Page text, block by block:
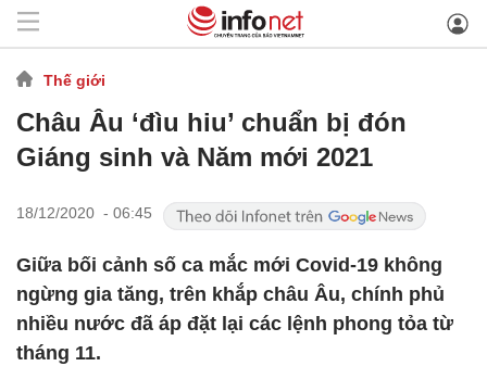
Thế giới
Châu Âu ‘đìu hiu’ chuẩn bị đón
Giáng sinh và Năm mới 2021
18/12/2020 - 06:45
Giữa bối cảnh số ca mắc mới Covid-19 không
ngừng gia tăng, trên khắp châu Âu, chính phủ
nhiều nước đã áp đặt lại các lệnh phong tỏa từ
tháng 11.